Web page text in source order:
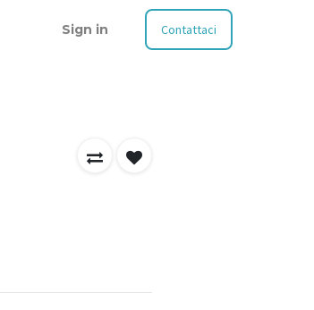
Sign in Contattaci